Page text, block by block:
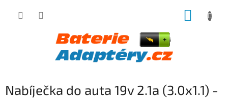
Nabíječka do auta 19v 2.1a (3.0x1.1) -